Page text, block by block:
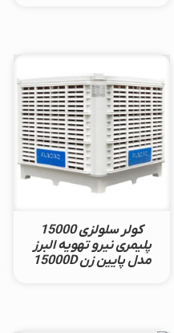
کولر سلولزی 15000
پلیمری نیرو تهویه البرز
مدل پایین زن 15000D